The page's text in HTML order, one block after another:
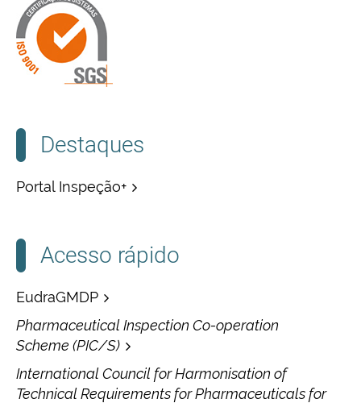
Destaques
Portal Inspeção+
Acesso rápido
EudraGMDP
Pharmaceutical Inspection Co-operation
Scheme (PIC/S)
International Council for Harmonisation of
Technical Requirements for Pharmaceuticals for